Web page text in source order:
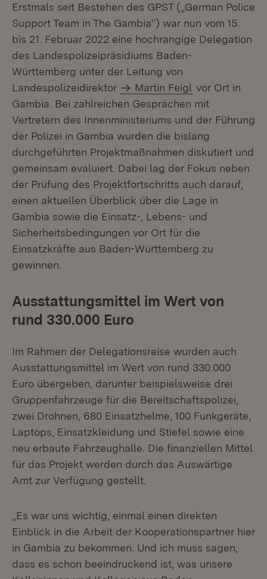
Erstmals seit Bestehen des GPST („German Police
Support Team in The Gambia“) war nun vom 15.
bis 21. Februar 2022 eine hochrangige Delegation
des Landespolizeipräsidiums Baden-
Württemberg unter der Leitung von
Landespolizeidirektor
Martin Feigl vor Ort in
Gambia. Bei zahlreichen Gesprächen mit
Vertretern des Innenministeriums und der Führung
der Polizei in Gambia wurden die bislang
durchgeführten Projektmaßnahmen diskutiert und
gemeinsam evaluiert. Dabei lag der Fokus neben
der Prüfung des Projektfortschritts auch darauf,
einen aktuellen Überblick über die Lage in
Gambia sowie die Einsatz-, Lebens- und
Sicherheitsbedingungen vor Ort für die
Einsatzkräfte aus Baden-Württemberg zu
gewinnen.
Ausstattungsmittel im Wert von
rund 330.000 Euro
Im Rahmen der Delegationsreise wurden auch
Ausstattungsmittel im Wert von rund 330.000
Euro übergeben, darunter beispielsweise drei
Gruppenfahrzeuge für die Bereitschaftspolizei,
zwei Drohnen, 680 Einsatzhelme, 100 Funkgeräte,
Laptops, Einsatzkleidung und Stiefel sowie eine
neu erbaute Fahrzeughalle. Die finanziellen Mittel
für das Projekt werden durch das Auswärtige
Amt zur Verfügung gestellt.
„Es war uns wichtig, einmal einen direkten
Einblick in die Arbeit der Kooperationspartner hier
in Gambia zu bekommen. Und ich muss sagen,
dass es schon beeindruckend ist, was unsere